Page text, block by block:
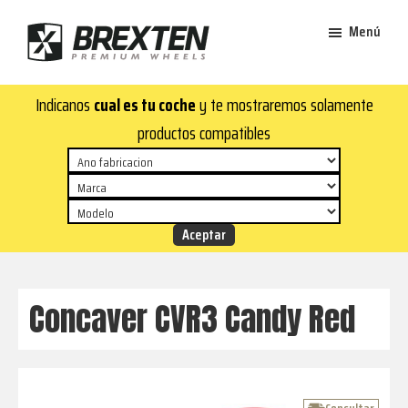
contenido
principal
de
página
Brexten
aluminio
premium
¡En
Brexten.com
encontrarás
aluminio
top!
y
estilo
Menú
Indicanos cual es tu cochey te mostraremos solamente
productos compatibles
Concaver CVR3 Candy Red